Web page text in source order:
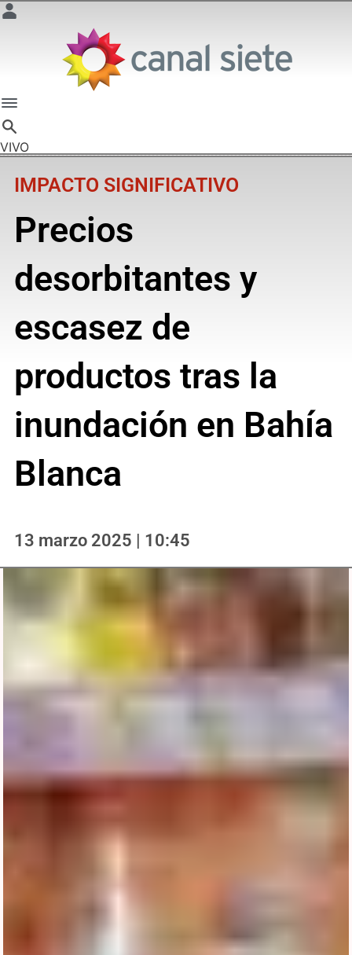
VIVO
IMPACTO SIGNIFICATIVO
Precios
desorbitantes y
escasez de
productos tras la
inundación en Bahía
Blanca
13 marzo 2025 | 10:45